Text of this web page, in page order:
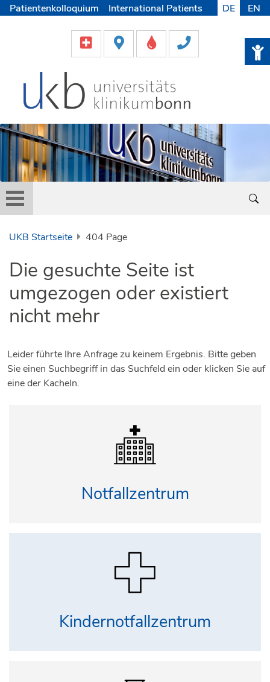
Patientenkolloquium
International Patients
Helfen & Spenden
Medien
DE EN
UKB Startseite 404 Page
Die gesuchte Seite ist
umgezogen oder existiert
nicht mehr
Leider führte Ihre Anfrage zu keinem Ergebnis. Bitte geben
Sie einen Suchbegriff in das Suchfeld ein oder klicken Sie auf
eine der Kacheln.
Notfallzentrum
Kindernotfallzentrum